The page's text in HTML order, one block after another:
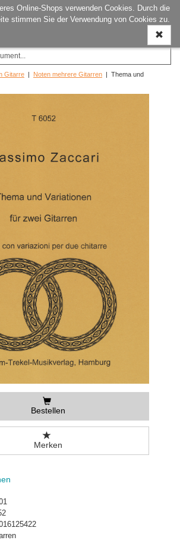
Online-Shops verwenden Cookies. Durch die
stimmen Sie der Verwendung von Cookies zu.
ein-/
Gitarre | Noten mehrere Gitarren | Thema und
Bestellen
Merken